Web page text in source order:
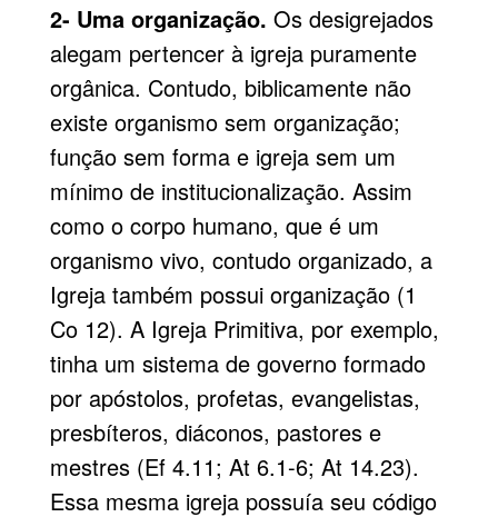
2- Uma organização. Os desigrejados
alegam pertencer à igreja puramente
orgânica. Contudo, biblicamente não
existe organismo sem organização;
função sem forma e igreja sem um
mínimo de institucionalização. Assim
como o corpo humano, que é um
organismo vivo, contudo organizado, a
Igreja também possui organização (1
Co 12). A Igreja Primitiva, por exemplo,
tinha um sistema de governo formado
por apóstolos, profetas, evangelistas,
presbíteros, diáconos, pastores e
mestres (Ef 4.11; At 6.1-6; At 14.23).
Essa mesma igreja possuía seu código